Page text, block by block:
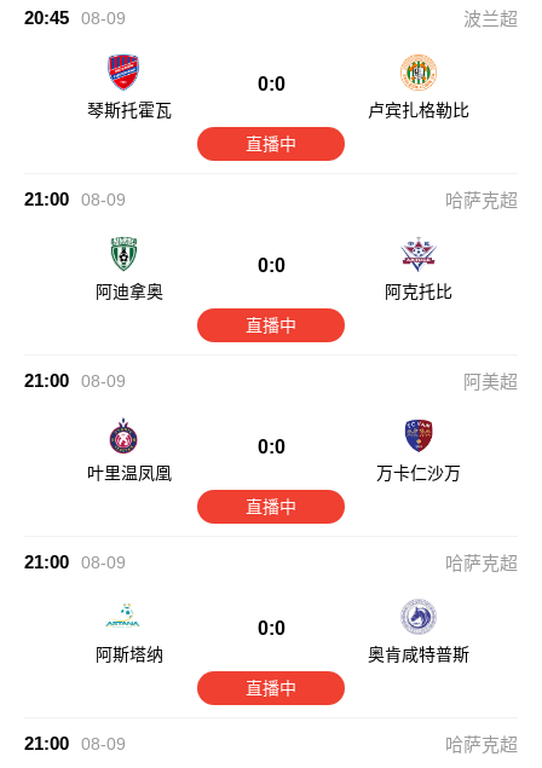
20:45 08-09 波兰超
琴斯托霍瓦
0:0
卢宾扎格勒比
直播中
21:00 08-09 哈萨克超
阿迪拿奥
0:0
阿克托比
直播中
21:00 08-09 阿美超
叶里温凤凰
0:0
万卡仁沙万
直播中
21:00 08-09 哈萨克超
阿斯塔纳
0:0
奥肯咸特普斯
直播中
21:00 08-09 哈萨克超